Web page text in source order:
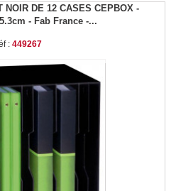
NOIR DE 12 CASES CEPBOX -
- Fab France -...
: 449267